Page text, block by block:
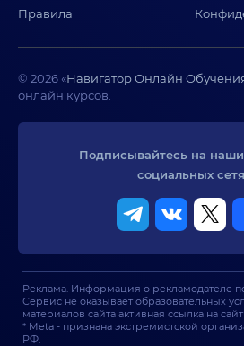
Правила
© 2026 «Навигатор Онлайн
онлайн курсов.
Подписывайтесь на
социальных
Реклама. Информация о рекламодателе
Сервис не оказывает образовательных
материалов сайта активная ссылка на
* Meta - признана экстремистской
РФ.